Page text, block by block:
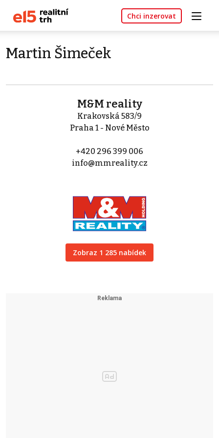
Chci inzerovat
Martin Šimeček
M&M reality
Krakovská 583/9
Praha 1 - Nové Město
+420 296 399 006
info@mmreality.cz
Zobraz 1 285 nabídek